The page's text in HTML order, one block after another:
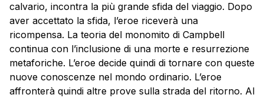
calvario, incontra la più grande sfida del viaggio. Dopo
aver accettato la sfida, l’eroe riceverà una
ricompensa. La teoria del monomito di Campbell
continua con l’inclusione di una morte e resurrezione
metaforiche. L’eroe decide quindi di tornare con queste
nuove conoscenze nel mondo ordinario. L’eroe
affronterà quindi altre prove sulla strada del ritorno. Al